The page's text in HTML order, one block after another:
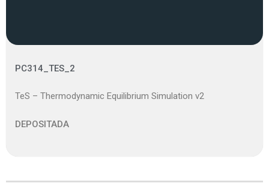
PC314_TES_2
TeS – Thermodynamic Equilibrium Simulation v2
DEPOSITADA